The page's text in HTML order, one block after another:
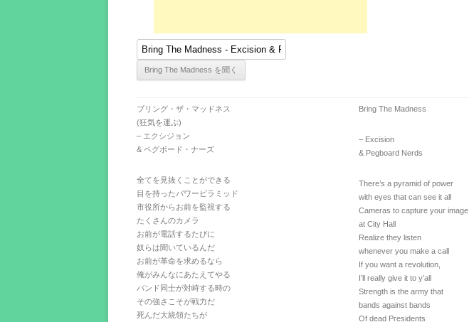
ブリング・ザ・マッドネス
(狂気を運ぶ)
– エクシジョン
& ペグボード・ナーズ
全てを見抜くことができる
目を持ったパワーピラミッド
市役所からお前を監視する
たくさんのカメラ
お前が電話するたびに
奴らは聞いているんだ
お前が革命を求めるなら
俺がみんなにあたえてやる
バンド同士が対峙する時の
その強さこそが戦力だ
死んだ大統領たちが
Bring The Madness
– Excision
& Pegboard Nerds
There’s a pyramid of power
with eyes that can see it all
Cameras to capture your image
at City Hall
Realize they listen
whenever you make a call
If you want a revolution,
I’ll really give it to y’all
Strength is the army that
bands against bands
Of dead Presidents